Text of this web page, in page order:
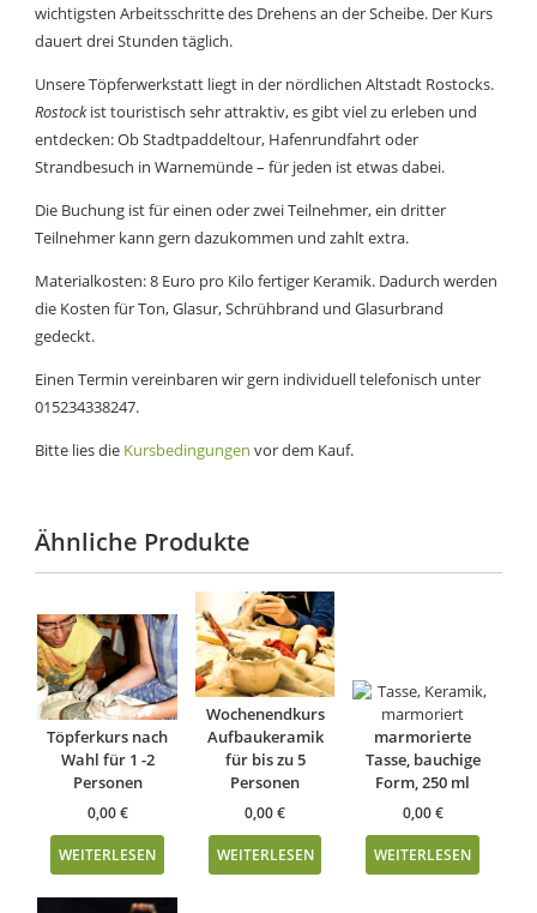
wichtigsten Arbeitsschritte des Drehens an der Scheibe. Der Kurs
dauert drei Stunden täglich.
Unsere Töpferwerkstatt liegt in der nördlichen Altstadt Rostocks.
Rostockist touristisch sehr attraktiv, es gibt viel zu erleben und
entdecken: Ob Stadtpaddeltour, Hafenrundfahrt oder
Strandbesuch in Warnemünde – für jeden ist etwas dabei.
Die Buchung ist für einen oder zwei Teilnehmer, ein dritter
Teilnehmer kann gern dazukommen und zahlt extra.
Materialkosten: 8 Euro pro Kilo fertiger Keramik. Dadurch werden
die Kosten für Ton, Glasur, Schrühbrand und Glasurbrand
gedeckt.
Einen Termin vereinbaren wir gern individuell telefonisch unter
015234338247.
Bitte lies die Kursbedingungen vor dem Kauf.
Ähnliche Produkte
Töpferkurs nach
Wahl für 1 -2
Personen
0,00€
WEITERLESEN
Wochenendkurs
Aufbaukeramik
für bis zu 5
Personen
0,00€
WEITERLESEN
marmorierte
Tasse, bauchige
Form, 250 ml
0,00€
WEITERLESEN